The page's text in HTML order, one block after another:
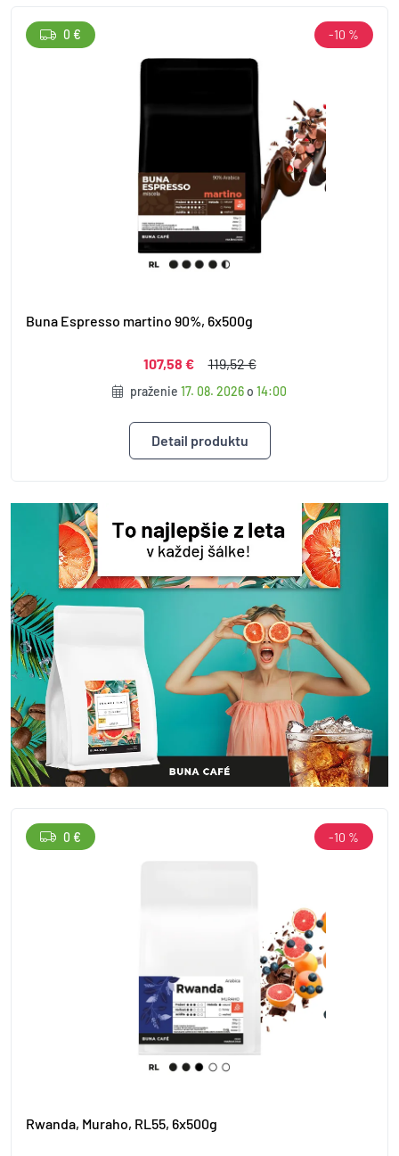
Buna Espresso martino 90%, 6x500g
107,58 € 119,52 €
praženie 17. 08. 2026o 14:00
Detail produktu
0 € -10 %
Rwanda, Muraho, RL55, 6x500g
0 € -10 %